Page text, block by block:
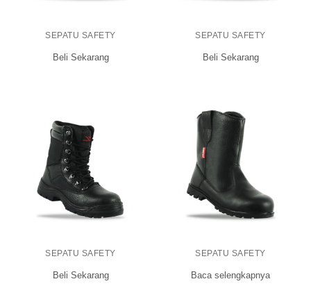
SEPATU SAFETY
Beli Sekarang
SEPATU SAFETY
Beli Sekarang
SEPATU SAFETY
Beli Sekarang
SEPATU SAFETY
Baca selengkapnya